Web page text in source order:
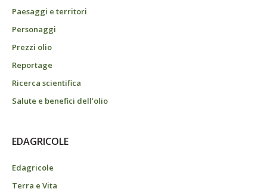
Paesaggi e territori
Personaggi
Prezzi olio
Reportage
Ricerca scientifica
Salute e benefici dell’olio
EDAGRICOLE
Edagricole
Terra e Vita